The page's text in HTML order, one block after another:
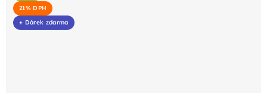
21% DPH
+ Dárek zdarma